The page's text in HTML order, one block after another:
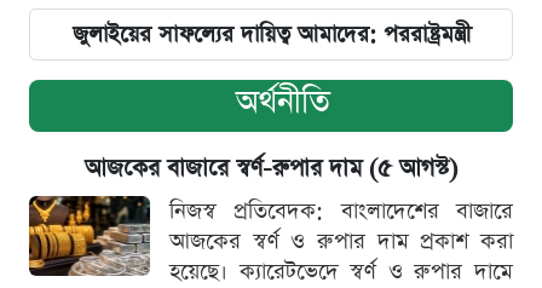
জুলাইয়ের সাফল্যের দায়িত্ব আমাদের: পররাষ্ট্রমন্ত্রী
অর্থনীতি
আজকের বাজারে স্বর্ণ-রুপার দাম (৫ আগস্ট)
নিজস্ব প্রতিবেদক: বাংলাদেশের বাজারে
আজকের স্বর্ণ ও রুপার দাম প্রকাশ করা
হয়েছে। ক্যারেটভেদে স্বর্ণ ও রুপার দামে